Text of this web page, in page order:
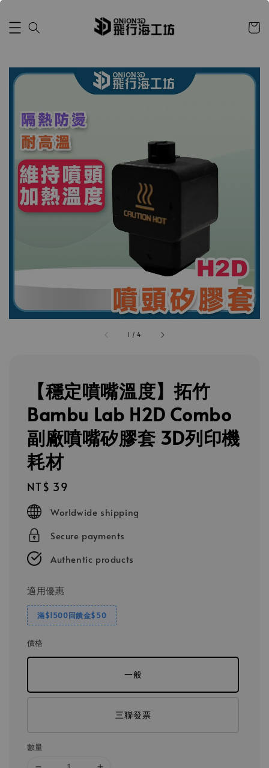
1 /4
【穩定噴嘴溫度】拓竹
Bambu Lab H2D Combo
副廠噴嘴矽膠套 3D列印機
耗材
Regular
price
NT$ 39
Worldwide shipping
Secure payments
Authentic products
適用優惠
滿$1500回饋金$50
價格
一般
三聯發票
數量